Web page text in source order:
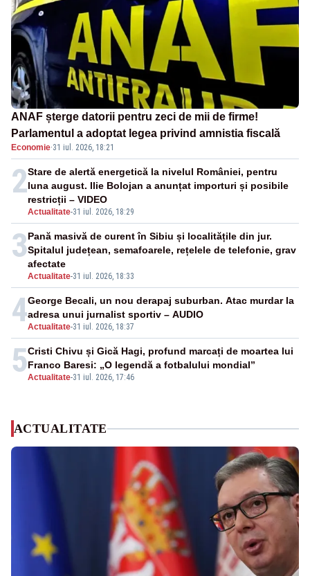
ANAF șterge datorii pentru zeci de mii de firme!
Parlamentul a adoptat legea privind amnistia fiscală
Economie·31 iul. 2026, 18:21
2
Actualitate-31 iul. 2026, 18:29
Stare de alertă energetică la nivelul României, pentru
luna august. Ilie Bolojan a anunțat importuri și posibile
restricții – VIDEO
3
Actualitate-31 iul. 2026, 18:33
Pană masivă de curent în Sibiu și localitățile din jur.
Spitalul județean, semafoarele, rețelele de telefonie, grav
afectate
4Actualitate-31 iul. 2026, 18:37
George Becali, un nou derapaj suburban. Atac murdar la
adresa unui jurnalist sportiv – AUDIO
5Actualitate-31 iul. 2026, 17:46
Cristi Chivu și Gică Hagi, profund marcați de moartea lui
Franco Baresi: „O legendă a fotbalului mondial”
ACTUALITATE